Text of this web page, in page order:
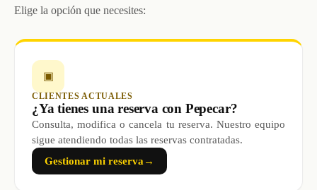
Elige la opción que necesites:
▣
CLIENTES ACTUALES
¿Ya tienes una reserva con Pepecar?
Consulta, modifica o cancela tu reserva. Nuestro equipo
sigue atendiendo todas las reservas contratadas.
Gestionar mi reserva →